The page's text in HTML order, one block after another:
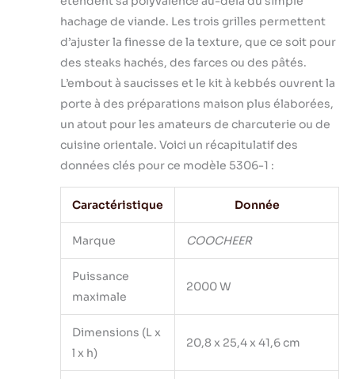
hachage de viande. Les trois grilles permettent
d’ajuster la finesse de la texture, que ce soit pour
des steaks hachés, des farces ou des pâtés.
L’embout à saucisses et le kit à kebbés ouvrent la
porte à des préparations maison plus élaborées,
un atout pour les amateurs de charcuterie ou de
cuisine orientale. Voici un récapitulatif des
données clés pour ce modèle 5306-1 :
Caractéristique Donnée
Marque COOCHEER
Puissance
maximale
2000 W
Dimensions (L x
l x h)
20,8 x 25,4 x 41,6 cm